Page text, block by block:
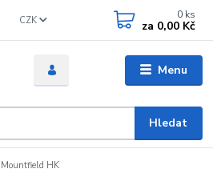
Menu
CZK
Hledat
0 ks
za 0,00 Kč
Mountfield HK